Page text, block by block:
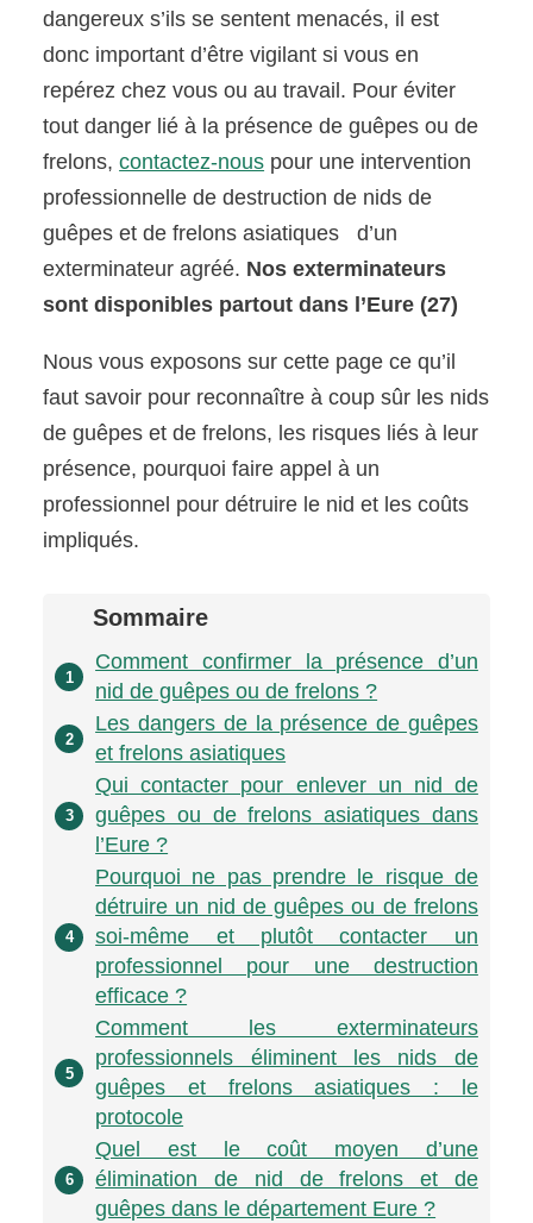
dangereux s’ils se sentent menacés, il est
donc important d’être vigilant si vous en
repérez chez vous ou au travail. Pour éviter
tout danger lié à la présence de guêpes ou de
frelons,contactez-nous pour une intervention
professionnelle de destruction de nids de
guêpes et de frelons asiatiques d’un
exterminateur agréé. Nos exterminateurs
sont disponibles partout dans l’Eure (27)
Nous vous exposons sur cette page ce qu’il
faut savoir pour reconnaître à coup sûr les nids
de guêpes et de frelons, les risques liés à leur
présence, pourquoi faire appel à un
professionnel pour détruire le nid et les coûts
impliqués.
Sommaire
1
Comment confirmer la présence d’un
nid de guêpes ou de frelons ?
2
Les dangers de la présence de guêpes
et frelons asiatiques
3
Qui contacter pour enlever un nid de
guêpes ou de frelons asiatiques dans
l’Eure ?
4
Pourquoi ne pas prendre le risque de
détruire un nid de guêpes ou de frelons
soi-même et plutôt contacter un
professionnel pour une destruction
efficace ?
5
Comment les exterminateurs
professionnels éliminent les nids de
guêpes et frelons asiatiques : le
protocole
6
Quel est le coût moyen d’une
élimination de nid de frelons et de
guêpes dans le département Eure ?